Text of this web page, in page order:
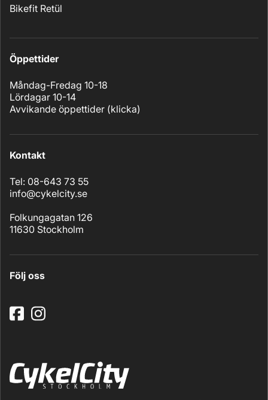
Bikefit Retül
Öppettider
Måndag-Fredag 10-18
Lördagar 10-14
Avvikande öppettider (klicka)
Kontakt
Tel: 08-643 73 55
info@cykelcity.se
Folkungagatan 126
11630 Stockholm
Följ oss